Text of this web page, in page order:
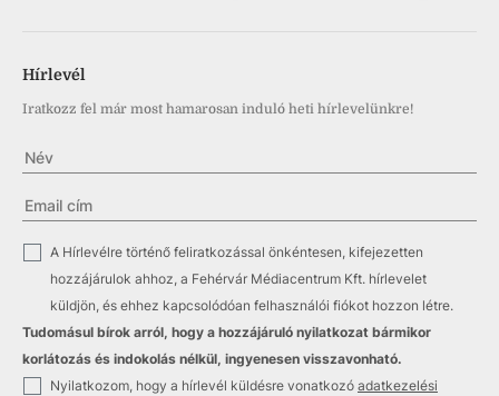
Hírlevél
Iratkozz fel már most hamarosan induló heti hírlevelünkre!
✓
A Hírlevélre történő feliratkozással önkéntesen, kifejezetten
hozzájárulok ahhoz, a Fehérvár Médiacentrum Kft. hírlevelet
küldjön, és ehhez kapcsolódóan felhasználói fiókot hozzon létre.
Tudomásul bírok arról, hogy a hozzájáruló nyilatkozat bármikor
korlátozás és indokolás nélkül, ingyenesen visszavonható.
✓ Nyilatkozom, hogy a hírlevél küldésre vonatkozó adatkezelési